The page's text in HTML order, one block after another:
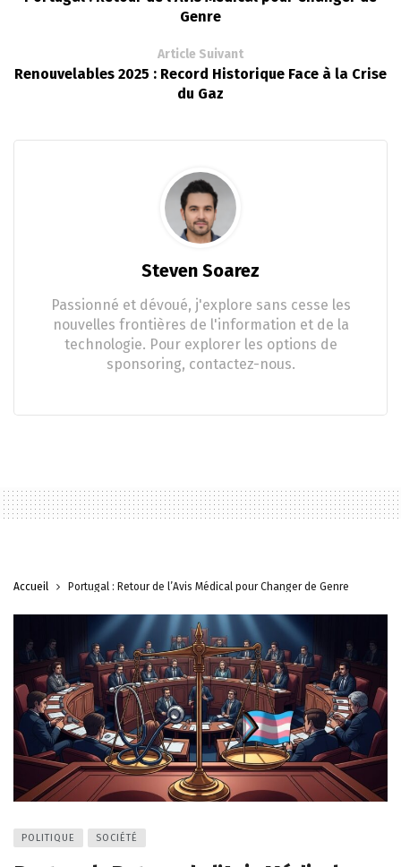
Genre
Article Suivant
Renouvelables 2025 : Record Historique Face à la Crise
du Gaz
Steven Soarez
Passionné et dévoué, j'explore sans cesse les
nouvelles frontières de l'information et de la
technologie. Pour explorer les options de
sponsoring, contactez-nous.
Accueil Portugal : Retour de l’Avis Médical pour Changer de Genre
POLITIQUE SOCIÉTÉ